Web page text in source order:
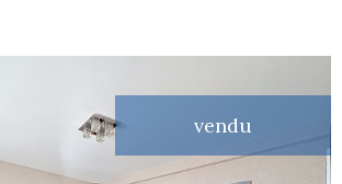
vendu